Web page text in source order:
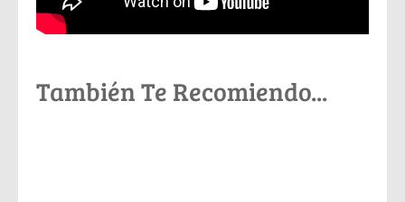
También Te Recomiendo...